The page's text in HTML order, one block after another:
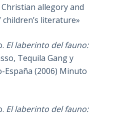
Christian allegory and
literature»
El laberinto del fauno:
Tequila Gang y
España (2006) Minuto
El laberinto del fauno: